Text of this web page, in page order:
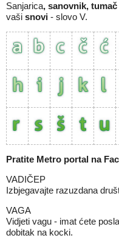
Sanjarica, sanovnik,
vaši snovi - slovo V.
Pratite Metro portal na
VADIČEP
Izbjegavajte razuzdana
VAGA
Vidjeti vagu - imat ćete
dobitak na kocki.